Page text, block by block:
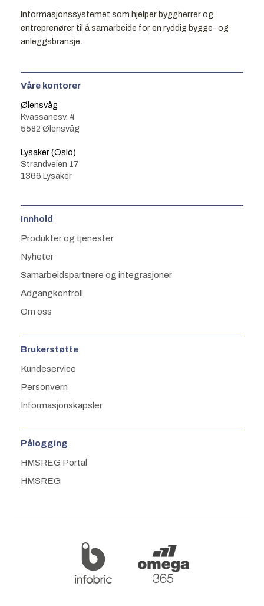
Informasjonssystemet som hjelper byggherrer og
entreprenører til å samarbeide for en ryddig bygge- og
anleggsbransje.
Våre kontorer
Ølensvåg
Kvassanesv. 4
5582 Ølensvåg
Lysaker (Oslo)
Strandveien 17
1366 Lysaker
Innhold
Produkter og tjenester
Nyheter
Samarbeidspartnere og integrasjoner
Adgangkontroll
Om oss
Brukerstøtte
Kundeservice
Personvern
Informasjonskapsler
Pålogging
HMSREG Portal
HMSREG